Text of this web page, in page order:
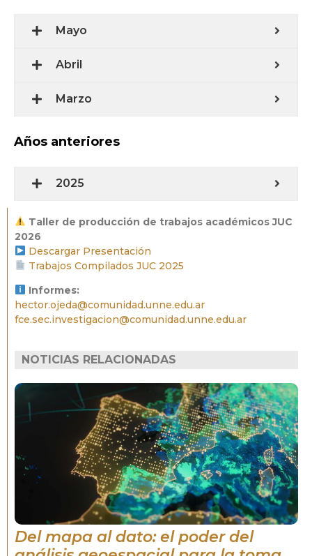
Mayo
Abril
Marzo
Años anteriores
2025
Taller de producción de trabajos académicos JUC
2026
Descargar Presentación
Trabajos Compilados JUC 2025
Informes:
hector.ojeda@comunidad.unne.edu.ar
fce.sec.investigacion@comunidad.unne.edu.ar
NOTICIAS RELACIONADAS
Del mapa al dato: el poder del